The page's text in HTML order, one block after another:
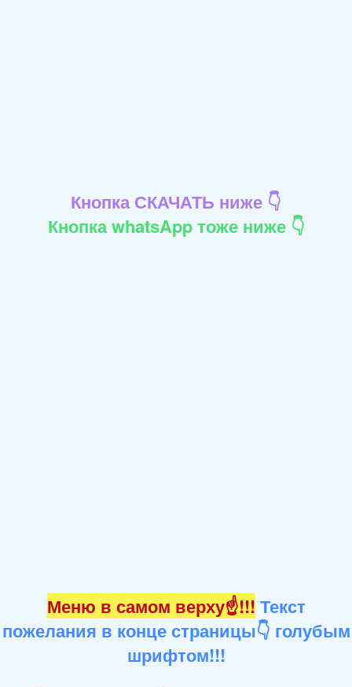
Кнопка СКАЧАТЬ ниже 👇
Кнопка whatsApp тоже ниже 👇
Меню в самом верху☝!!! Текст
пожелания в конце страницы👇 голубым
шрифтом!!!